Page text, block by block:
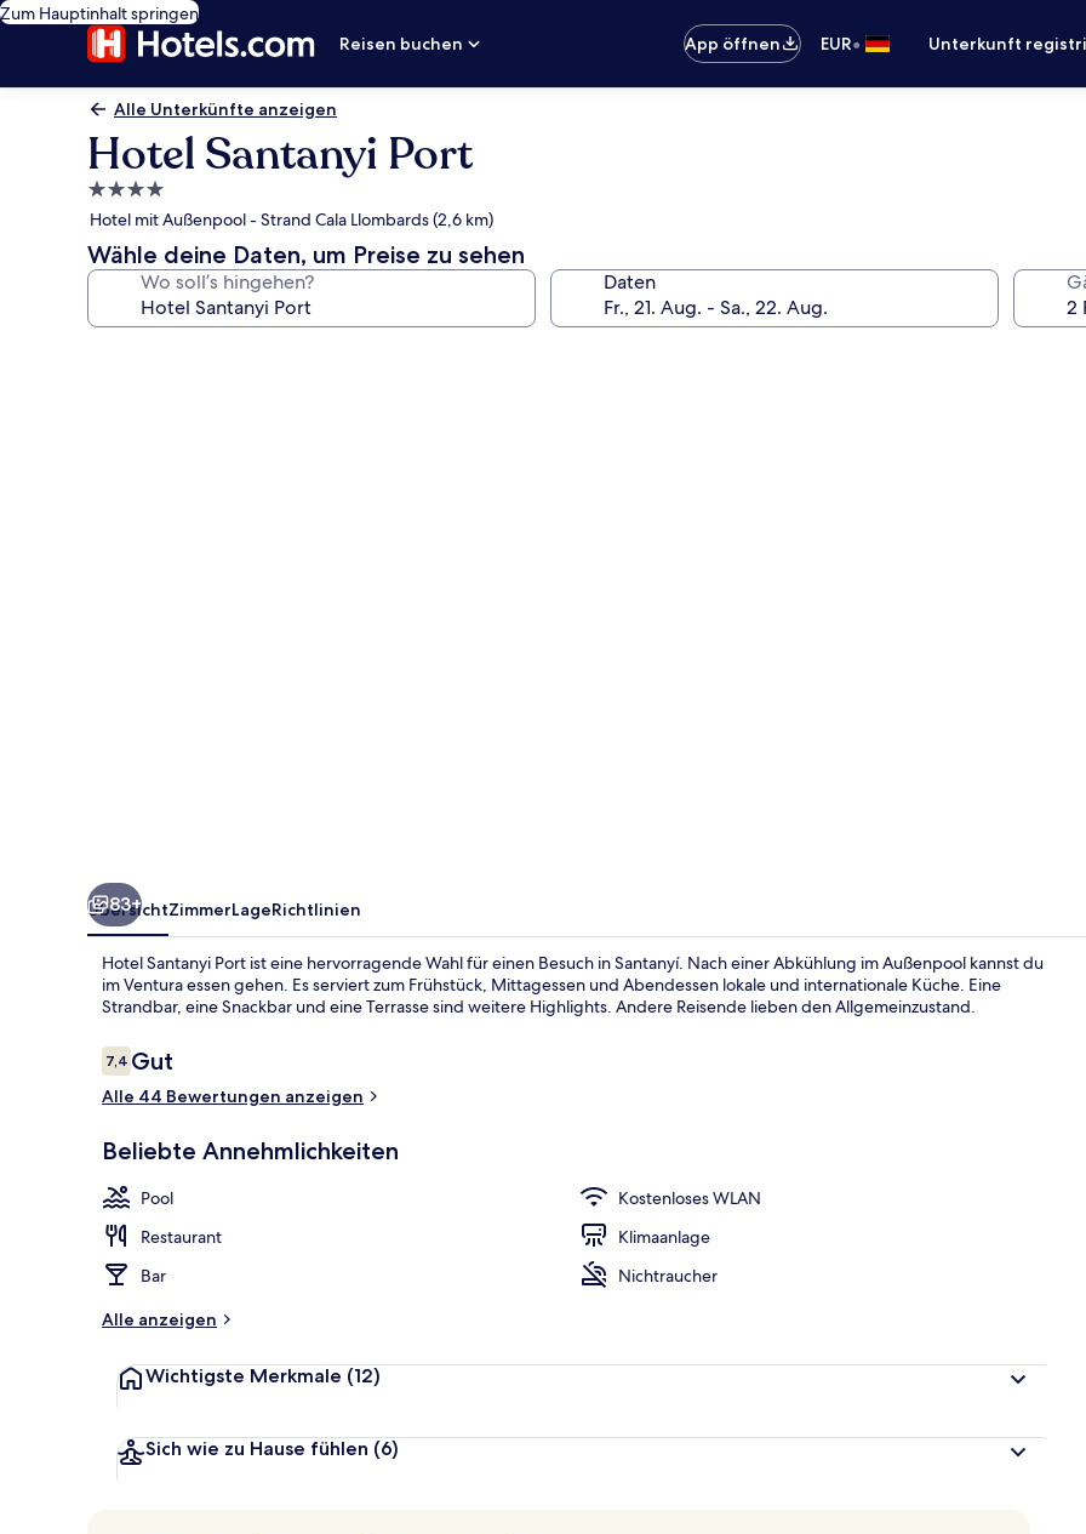
Zum Hauptinhalt springen
Reisen buchen
App öffnen EUR• Unterkunft
Alle Unterkünfte anzeigen
Hotel Santanyi Port
4.0-
Sterne-
Unterkunft
Hotel mit Außenpool - Strand Cala Llombards (2,6 km)
Wähle deine Daten, um Preise zu sehen
Wo soll’s hingehen? Daten
83+
ÜbersichtZimmerLageRichtlinien
Hotel Santanyi Port ist eine hervorragende Wahl für einen Besuch in Santanyí. Nach einer Abkühlung im Außenpool kannst du
im Ventura essen gehen. Es serviert zum Frühstück, Mittagessen und Abendessen lokale und internationale Küche. Eine
Strandbar, eine Snackbar und eine Terrasse sind weitere Highlights. Andere Reisende lieben den Allgemeinzustand.
Bewertungen
7,47,4 von 10.
Gut
Alle 44 Bewertungen anzeigen
Beliebte Annehmlichkeiten
Pool
Kostenloses WLAN
Restaurant
Klimaanlage
Bar
Nichtraucher
Alle anzeigen
Wichtigste Merkmale (12)
Sich wie zu Hause fühlen (6)